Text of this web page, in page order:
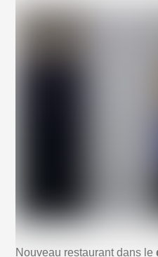
Nouveau restaurant dans le